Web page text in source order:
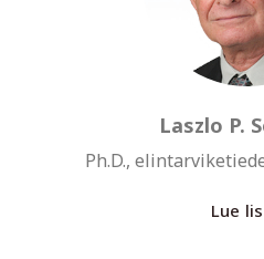
Laszlo P.
Ph.D.,
Lue